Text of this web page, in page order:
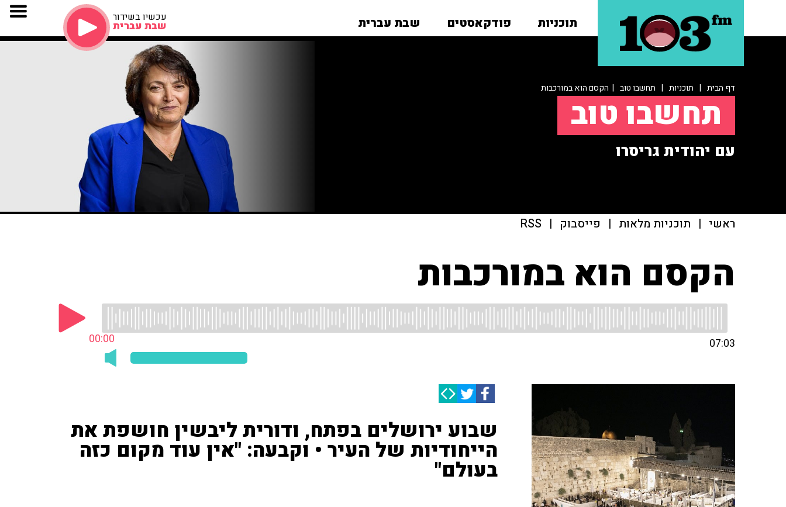
תוכניות פודקאסטים שבת עברית עכשיו בשידור
שבת עברית
דף הבית | תוכניות | תחשבו טוב | הקסם הוא במורכבות
תחשבו טוב
עם יהודית גריסרו
ראשי | תוכניות מלאות | פייסבוק |
RSS
הקסם הוא במורכבות
00:00 07:03
שבוע ירושלים בפתח, ודורית ליבשין חושפת את
הייחודיות של העיר • וקבעה: "אין עוד מקום כזה
בעולם"